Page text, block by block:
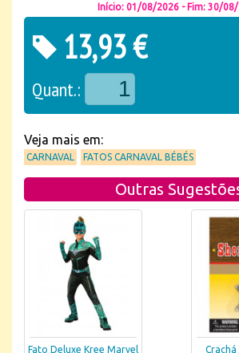
Início: 01/08/2026 - Fim: 30/
13,93 €
Quant.:
Veja mais em:
CARNAVAL FATOS CARNAVAL BÉBÉS
Outras
Fato Deluxe Kree Marvel